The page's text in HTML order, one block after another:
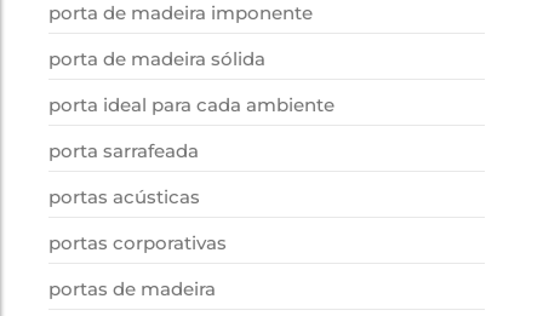
porta de madeira imponente
porta de madeira sólida
porta ideal para cada ambiente
porta sarrafeada
portas acústicas
portas corporativas
portas de madeira